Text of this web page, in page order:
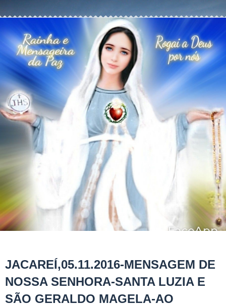
JACAREÍ,05.11.2016-MENSAGEM DE
NOSSA SENHORA-SANTA LUZIA E
SÃO GERALDO MAGELA-AO